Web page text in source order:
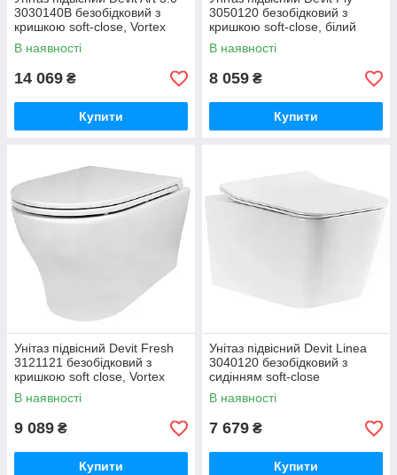
3030140B безобідковий з
кришкою soft-close, Vortex
Flush, чорний мат
В наявності
14 069 ₴
Купити
3050120 безобідковий з
кришкою soft-close, білий
глянець
В наявності
8 059 ₴
Купити
Унітаз підвісний Devit Fresh
3121121 безобідковий з
кришкою soft close, Vortex
Flush
В наявності
9 089 ₴
Купити
Унітаз підвісний Devit Linea
3040120 безобідковий з
сидінням soft-close
В наявності
7 679 ₴
Купити